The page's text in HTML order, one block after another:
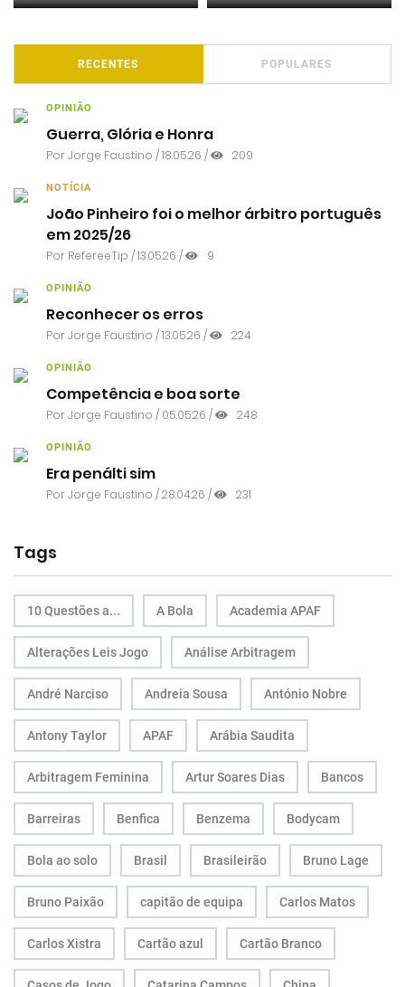
RECENTES POPULARES
OPINIÃO
Guerra, Glória e Honra
PorJorge Faustino / 18.05.26 / 209
NOTÍCIA
João Pinheiro foi o melhor árbitro português
em 2025/26
Por RefereeTip / 13.05.26 / 9
OPINIÃO
Reconhecer os erros
PorJorge Faustino / 13.05.26 / 224
OPINIÃO
Competência e boa sorte
PorJorge Faustino / 05.05.26 / 248
OPINIÃO
Era penálti sim
PorJorge Faustino / 28.04.26 / 231
Tags
10 Questões a... A Bola Academia APAF
Alterações Leis Jogo Análise Arbitragem
André Narciso Andreia Sousa António Nobre
Antony Taylor APAF Arábia Saudita
Arbitragem Feminina Artur Soares Dias Bancos
Barreiras Benfica Benzema Bodycam
Bola ao solo Brasil Brasileirão Bruno Lage
Bruno Paixão capitão de equipa Carlos Matos
Carlos Xistra Cartão azul Cartão Branco